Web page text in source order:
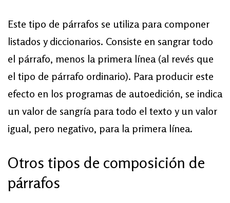
Este tipo de párrafos se utiliza para componer
listados y diccionarios. Consiste en sangrar todo
el párrafo, menos la primera línea (al revés que
el tipo de párrafo ordinario). Para producir este
efecto en los programas de autoedición, se indica
un valor de sangría para todo el texto y un valor
igual, pero negativo, para la primera línea.
Otros tipos de composición de
párrafos